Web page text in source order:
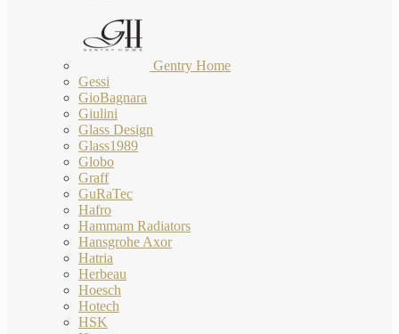
Gentry Home
Gessi
GioBagnara
Giulini
Glass Design
Glass1989
Globo
Graff
GuRaTec
Hafro
Hammam Radiators
Hansgrohe Axor
Hatria
Herbeau
Hoesch
Hotech
HSK